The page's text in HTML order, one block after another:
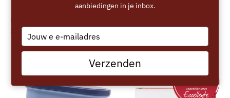
Home
Saeco
aanbiedingen in je inbox.
Type
your
email
Verzenden